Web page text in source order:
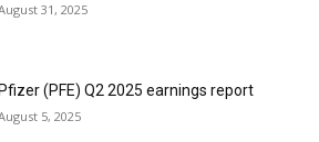
31, 2025
Pfizer (PFE) Q2 2025 earnings report
5, 2025